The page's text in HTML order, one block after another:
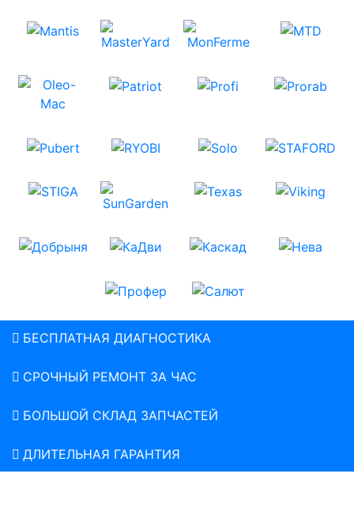
БЕСПЛАТНАЯ ДИАГНОСТИКА
СРОЧНЫЙ РЕМОНТ ЗА ЧАС
БОЛЬШОЙ СКЛАД ЗАПЧАСТЕЙ
ДЛИТЕЛЬНАЯ ГАРАНТИЯ